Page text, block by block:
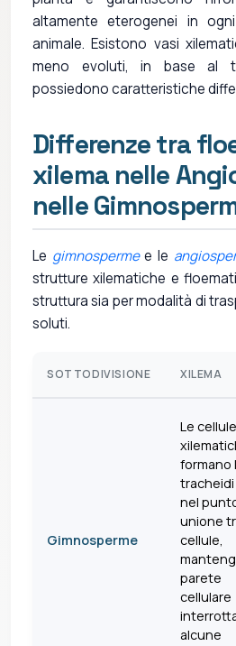
altamente eterogenei in
animale. Esistono vasi
meno evoluti, in base al
possiedono caratteristiche
Differenze tra
xilema nelle
nelle
Le gimnospermee le
strutture xilematiche e
struttura sia per modalità di
soluti.
SOTTODIVISIONE XILEMA
Gimnosperme
Le cellule
formano
tracheidi
nel
unione
cellule,
parete
cellulare
alcune